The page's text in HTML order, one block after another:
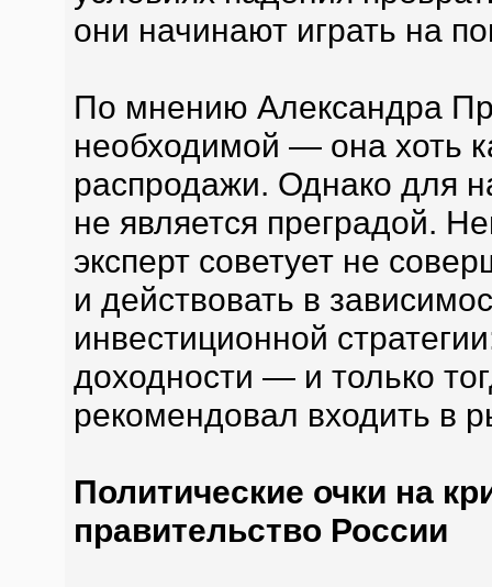
они начинают играть на
По мнению Александра
необходимой — она хоть
распродажи. Однако для
не является преградой.
эксперт советует не
и действовать в
инвестиционной
доходности — и только
рекомендовал входить в
Политические очки на
правительство России